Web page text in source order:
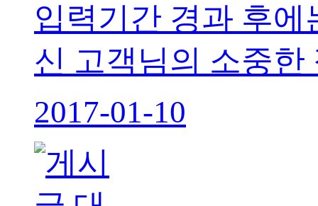
입력기간 경과 후
신 고객님의 소중한
2017-01-10